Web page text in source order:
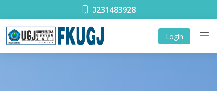
0231483928
Login